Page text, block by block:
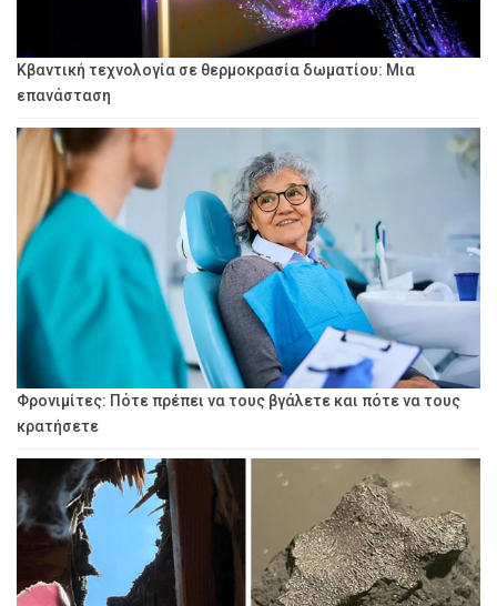
Κβαντική τεχνολογία σε θερμοκρασία δωματίου: Μια
επανάσταση
Φρονιμίτες: Πότε πρέπει να τους βγάλετε και πότε να τους
κρατήσετε